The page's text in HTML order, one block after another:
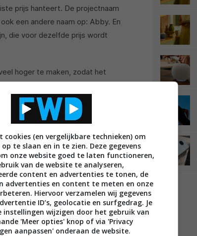
prijs hanteert. De projectnaam
een andere naam op: Abby. En
die voor dezelfde prijs wordt
hoger te maken, zodat het
Roku en Amazon. De prijs van
waardoor Google ook met
niet duidelijk of je bijvoorbeeld
gebruiken, wat natuurlijk wel
de Sabrina precies
hardware-event) en
nog even afwachten op meer
TV-dongle van Google.
naar buiten, zoals het bedrijf dat
cookies (en vergelijkbare technieken) om
te slaan en in te zien. Deze gegevens
onze website goed te laten functioneren,
van de website te analyseren,
content en advertenties te tonen, de
advertenties en content te meten en onze
Hiervoor verzamelen wij gegevens
ID’s, geolocatie en surfgedrag. Je
instellingen wijzigen door het gebruik van
'Meer opties' knop of via 'Privacy
aanpassen' onderaan de website.